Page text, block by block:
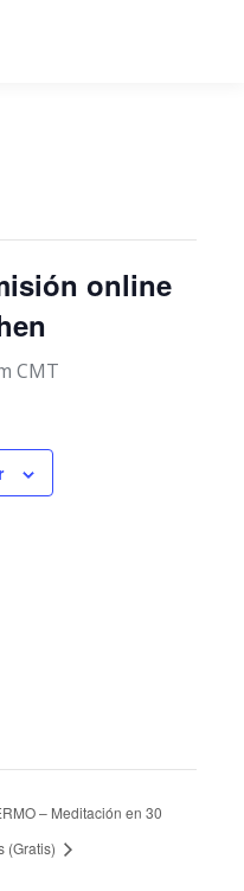
online
CMT
– Meditación en 30
(Gratis)